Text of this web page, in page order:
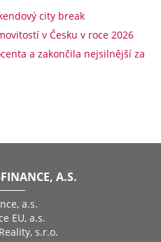
city break
v Česku v roce 2026
a zakončila nejsilnější za
A.S.
a.s.
EU, a.s.
s.r.o.